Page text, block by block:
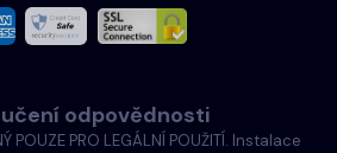
odpovědnosti
POUZE PRO LEGÁLNÍ POUŽITÍ. Instalace